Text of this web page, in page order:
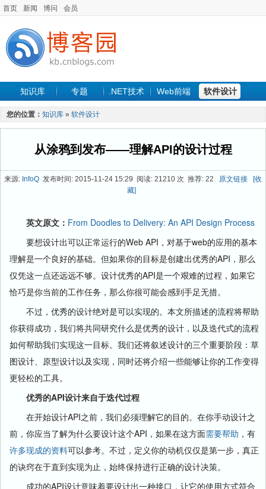
首页 新闻 博问 会员
知识库 专题 .NET技术 Web前端 软件设计
手机开发 软件工程
最新文章
您的位置： 知识库 » 软件设计
从涂鸦到发布——理解API的设计过程
来源: InfoQ 发布时间: 2015-11-24 15:29 阅读: 21210 次 推荐: 22 原文链接
[收
藏]
英文原文： From Doodles to Delivery: An API Design Process
要想设计出可以正常运行的Web API，对基于web的应用的基本
理解是一个良好的基础。但如果你的目标是创建出优秀的API，那么
仅凭这一点还远远不够。设计优秀的API是一个艰难的过程，如果它
恰巧是你当前的工作任务，那么你很可能会感到手足无措。
不过，优秀的设计绝对是可以实现的。本文所描述的流程将帮助
你获得成功，我们将共同研究什么是优秀的设计，以及迭代式的流程
如何帮助我们实现这一目标。我们还将叙述设计的三个重要阶段：草
图设计、原型设计以及实现，同时还将介绍一些能够让你的工作变得
更轻松的工具。
优秀的API设计来自于迭代过程
在开始设计API之前，我们必须理解它的目的。在你手动设计之
前，你应当了解为什么要设计这个API，如果在这方面需要帮助 ，有
许多现成的资料可以参考。不过，定义你的动机仅仅是第一步，真正
的诀窍在于直到实现为止，始终保持进行正确的设计决策。
成功的API设计意味着要设计出一种接口，让它的使用方式符合